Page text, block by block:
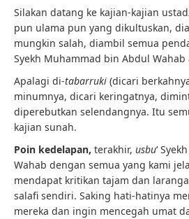
Silakan datang ke kajian-kajian
pun ulama pun yang dikultuskan,
mungkin salah, diambil semua
Syekh Muhammad bin Abdul Wahab
Apalagi di-tabarruki (dicari
minumnya, dicari keringatnya,
diperebutkan selendangnya. Itu
kajian sunah.
Poin kedelapan, terakhir, usbu‘
Wahab dengan semua yang kami
mendapat kritikan tajam dan
salafi sendiri. Saking hati-hatinya
mereka dan ingin mencegah umat